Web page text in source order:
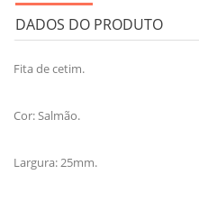
DADOS DO PRODUTO
Fita de cetim.
Cor: Salmão.
Largura: 25mm.